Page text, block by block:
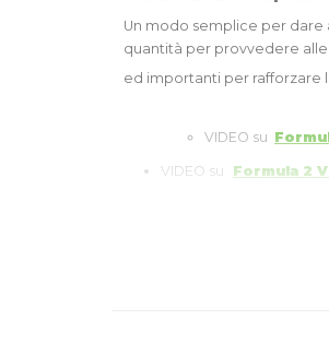
Un modo semplice per
quantità per provvedere alle
ed importanti per rafforzare
VIDEO su
VIDEO su Formula 2